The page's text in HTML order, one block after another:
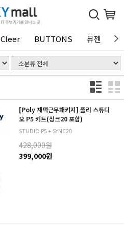
Cleer BUTTONS 뮤젠
1 / 0
[Poly 재택근무패키지] 폴리 스튜디
오 P5 키트(싱크20 포함)
STUDIO P5 + SYNC20
428,000원
399,000원